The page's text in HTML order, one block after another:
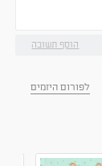
הוסף תשובה
לפורום היזמים